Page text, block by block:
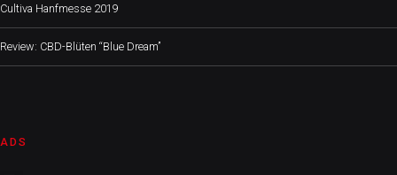
Cultiva Hanfmesse 2019
Review: CBD-Blüten “Blue Dream”
ADS